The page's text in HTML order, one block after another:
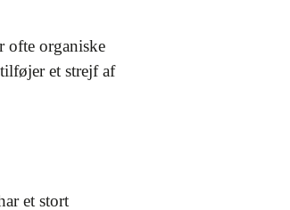
ofte organiske
et strejf af
et stort